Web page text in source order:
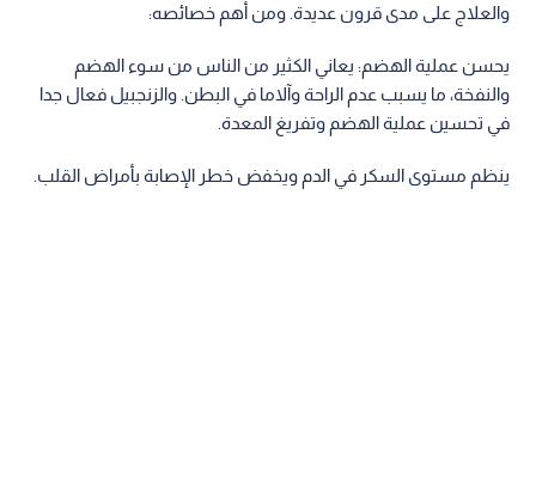
والعلاج على مدى قرون عديدة. ومن أهم خصائصه:
يحسن عملية الهضم: يعاني الكثير من الناس من سوء الهضم
والنفخة، ما يسبب عدم الراحة وآلاما في البطن. والزنجبيل فعال جدا
في تحسين عملية الهضم وتفريغ المعدة.
ينظم مستوى السكر في الدم ويخفض خطر الإصابة بأمراض القلب.